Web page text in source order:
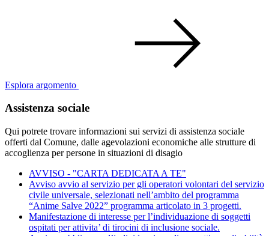
Esplora argomento
Assistenza sociale
Qui potrete trovare informazioni sui servizi di assistenza sociale
offerti dal Comune, dalle agevolazioni economiche alle strutture di
accoglienza per persone in situazioni di disagio
AVVISO - "CARTA DEDICATA A TE"
Avviso avvio al servizio per gli operatori volontari del servizio
civile universale, selezionati nell’ambito del programma
“Anime Salve 2022” programma articolato in 3 progetti.
Manifestazione di interesse per l’individuazione di soggetti
ospitati per attivita’ di tirocini di inclusione sociale.